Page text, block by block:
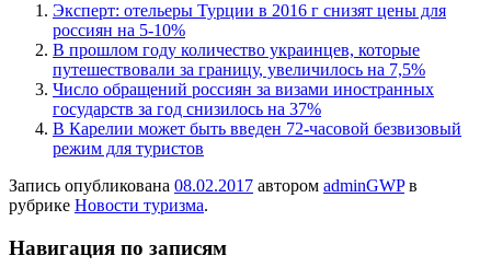
Эксперт: отельеры Турции в 2016 г снизят цены для
россиян на 5-10%
В прошлом году количество украинцев, которые
путешествовали за границу, увеличилось на 7,5%
Число обращений россиян за визами иностранных
государств за год снизилось на 37%
В Карелии может быть введен 72-часовой безвизовый
режим для туристов
Запись опубликована 08.02.2017 автором adminGWPв
рубрике Новости туризма.
Навигация по записям